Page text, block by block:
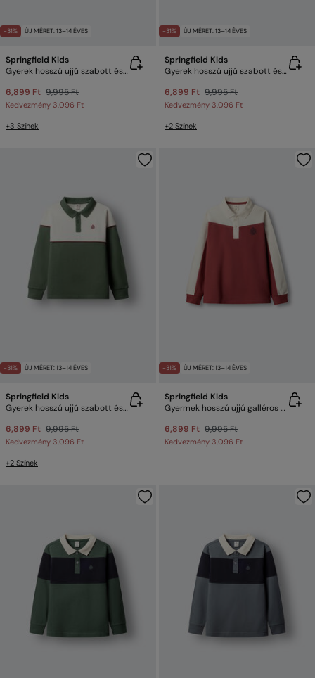
-31% ÚJ MÉRET: 13–14 ÉVES
Springfield Kids
Gyerek hosszú ujjú szabott és varrott galléros póló
6,899 Ft 9,995 Ft
Kedvezmény 3,096 Ft
+3 Színek
-31% ÚJ MÉRET: 13–14 ÉVES
Springfield Kids
Gyerek hosszú ujjú szabott és varrott galléros póló
6,899 Ft 9,995 Ft
Kedvezmény 3,096 Ft
+2 Színek
-31% ÚJ MÉRET: 13–14 ÉVES
Springfield Kids
Gyerek hosszú ujjú szabott és varrott galléros póló
6,899 Ft 9,995 Ft
Kedvezmény 3,096 Ft
+2 Színek
-31% ÚJ MÉRET: 13–14 ÉVES
Springfield Kids
Gyermek hosszú ujjú galléros póló
6,899 Ft 9,995 Ft
Kedvezmény 3,096 Ft